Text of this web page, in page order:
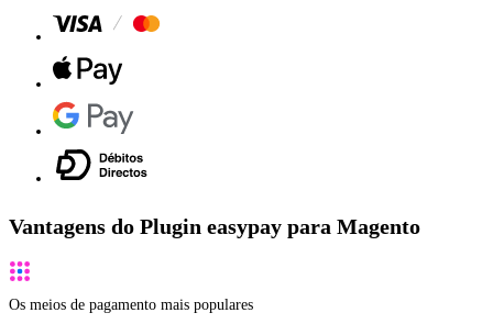
Vantagens do Plugin easypay para Magento
Os meios de pagamento mais populares